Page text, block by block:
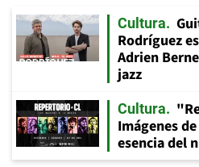
Cultura
Rodríguez
Adrien
jazz
Cultura
Imágenes
esencia del